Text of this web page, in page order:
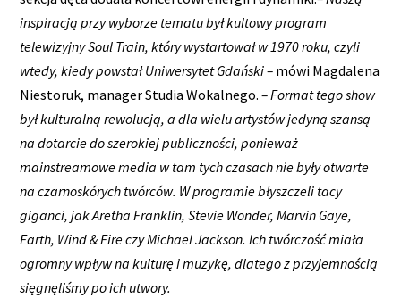
inspiracją przy wyborze tematu był kultowy program
telewizyjny Soul Train, który wystartował w 1970 roku, czyli
wtedy, kiedy powstał Uniwersytet Gdański – mówi Magdalena
Niestoruk, manager Studia Wokalnego.– Format tego show
był kulturalną rewolucją, a dla wielu artystów jedyną szansą
na dotarcie do szerokiej publiczności, ponieważ
mainstreamowe media w tam tych czasach nie były otwarte
na czarnoskórych twórców. W programie błyszczeli tacy
giganci, jak Aretha Franklin, Stevie Wonder, Marvin Gaye,
Earth, Wind & Fire czy Michael Jackson. Ich twórczość miała
ogromny wpływ na kulturę i muzykę, dlatego z przyjemnością
sięgnęliśmy po ich utwory.